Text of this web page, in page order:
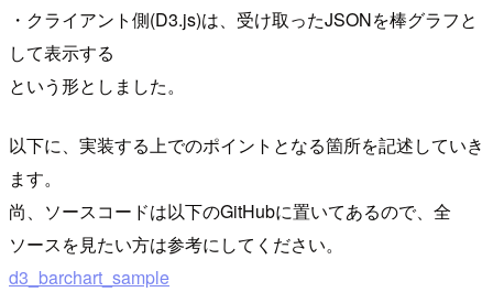
・クライアント側(D3.js)は、受け取ったJSONを棒グラフと
して表示する
という形としました。
以下に、実装する上でのポイントとなる箇所を記述していき
ます。
尚、ソースコードは以下のGitHubに置いてあるので、全
ソースを見たい方は参考にしてください。
d3_barchart_sample